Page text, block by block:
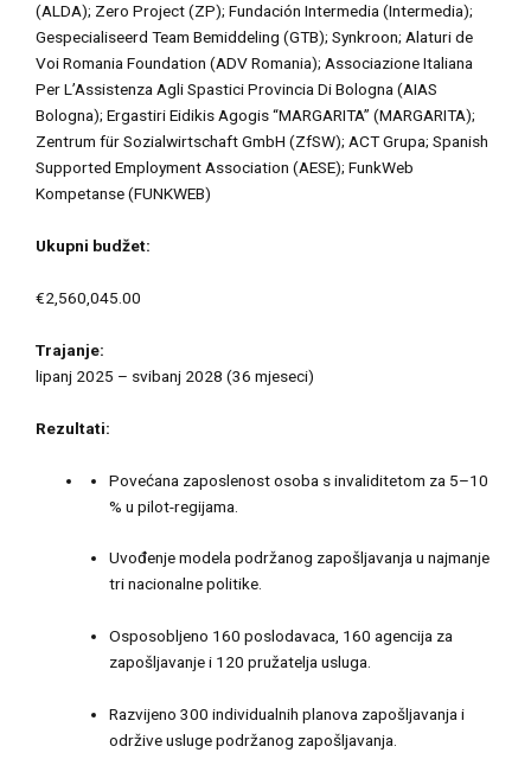
(ALDA); Zero Project (ZP); Fundación Intermedia (Intermedia);
Gespecialiseerd Team Bemiddeling (GTB); Synkroon; Alaturi de
Voi Romania Foundation (ADV Romania); Associazione Italiana
Per L’Assistenza Agli Spastici Provincia Di Bologna (AIAS
Bologna); Ergastiri Eidikis Agogis “MARGARITA” (MARGARITA);
Zentrum für Sozialwirtschaft GmbH (ZfSW); ACT Grupa; Spanish
Supported Employment Association (AESE); FunkWeb
Kompetanse (FUNKWEB)
Ukupni budžet:
€2,560,045.00
Trajanje:
lipanj 2025 – svibanj 2028 (36 mjeseci)
Rezultati:
Povećana zaposlenost osoba s invaliditetom za 5–10
% u pilot-regijama.
Uvođenje modela podržanog zapošljavanja u najmanje
tri nacionalne politike.
Osposobljeno 160 poslodavaca, 160 agencija za
zapošljavanje i 120 pružatelja usluga.
Razvijeno 300 individualnih planova zapošljavanja i
održive usluge podržanog zapošljavanja.